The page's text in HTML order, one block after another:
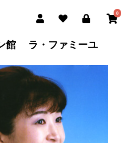
0
館 ラ・ファミーユ